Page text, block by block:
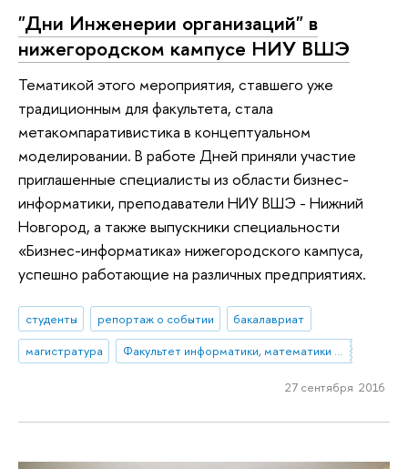
"Дни Инженерии организаций" в
нижегородском кампусе НИУ ВШЭ
Тематикой этого мероприятия, ставшего уже
традиционным для факультета, стала
метакомпаративистика в концептуальном
моделировании. В работе Дней приняли участие
приглашенные специалисты из области бизнес-
информатики, преподаватели НИУ ВШЭ - Нижний
Новгород, а также выпускники специальности
«Бизнес-информатика» нижегородского кампуса,
успешно работающие на различных предприятиях.
студенты репортаж о событии
бакалавриат
магистратура
Факультет информатики, математики и компьютерных наук (Нижний Новгород)
27 сентября 2016